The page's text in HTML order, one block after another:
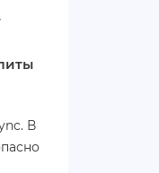
В